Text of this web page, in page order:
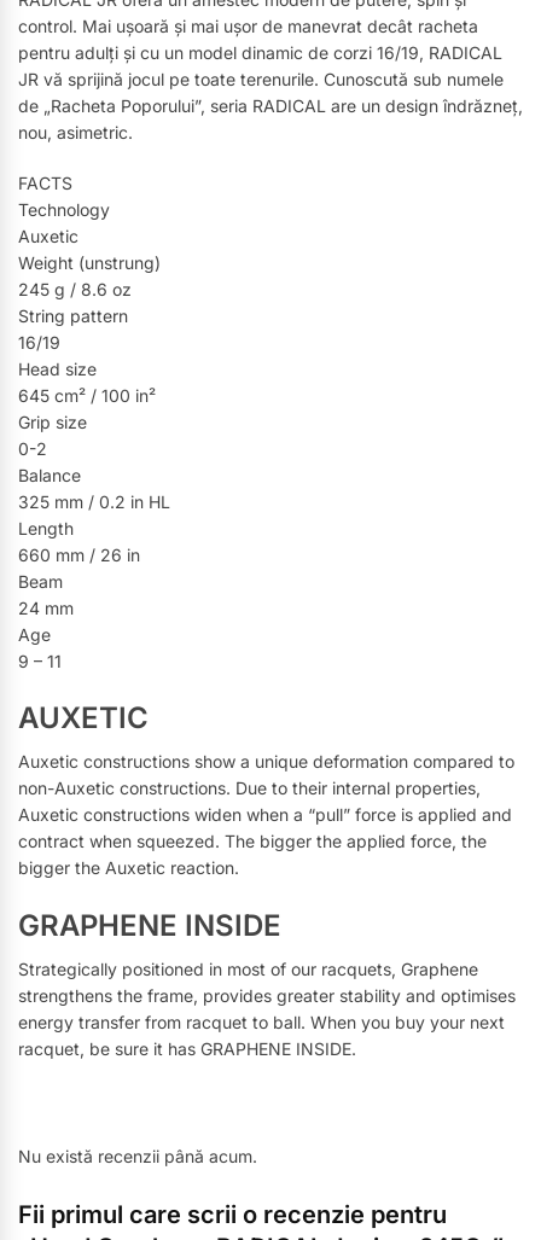
control. Mai ușoară și mai ușor de manevrat decât racheta
pentru adulți și cu un model dinamic de corzi 16/19, RADICAL
JR vă sprijină jocul pe toate terenurile. Cunoscută sub numele
de „Racheta Poporului”, seria RADICAL are un design îndrăzneț,
nou, asimetric.
FACTS
Technology
Auxetic
Weight (unstrung)
245 g / 8.6 oz
String pattern
16/19
Head size
645 cm² / 100 in²
Grip size
0-2
Balance
325 mm / 0.2 in HL
Length
660 mm / 26 in
Beam
24 mm
Age
9 – 11
AUXETIC
Auxetic constructions show a unique deformation compared to
non-Auxetic constructions. Due to their internal properties,
Auxetic constructions widen when a “pull” force is applied and
contract when squeezed. The bigger the applied force, the
bigger the Auxetic reaction.
GRAPHENE INSIDE
Strategically positioned in most of our racquets, Graphene
strengthens the frame, provides greater stability and optimises
energy transfer from racquet to ball. When you buy your next
racquet, be sure it has GRAPHENE INSIDE.
Nu există recenzii până acum.
Fii primul care scrii o recenzie pentru